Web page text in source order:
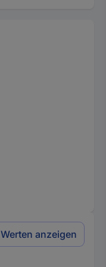
anzeigen